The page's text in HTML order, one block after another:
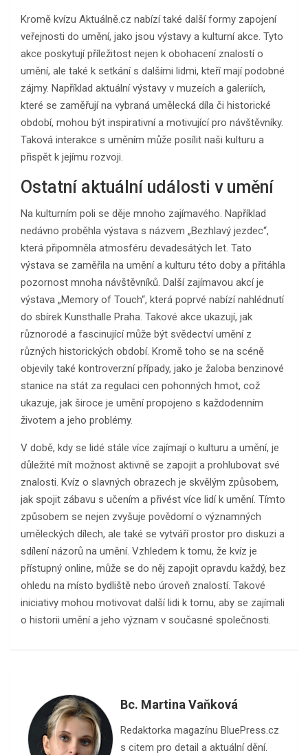
Kromě kvízu Aktuálně.cz nabízí také další formy zapojení
veřejnosti do umění, jako jsou výstavy a kulturní akce. Tyto
akce poskytují příležitost nejen k obohacení znalostí o
umění, ale také k setkání s dalšími lidmi, kteří mají podobné
zájmy. Například aktuální výstavy v muzeích a galeriích,
které se zaměřují na vybraná umělecká díla či historické
období, mohou být inspirativní a motivující pro návštěvníky.
Taková interakce s uměním může posílit naši kulturu a
přispět k jejímu rozvoji.
Ostatní aktuální události v umění
Na kulturním poli se děje mnoho zajímavého. Například
nedávno proběhla výstava s názvem „Bezhlavý jezdec“,
která připomněla atmosféru devadesátých let. Tato
výstava se zaměřila na umění a kulturu této doby a přitáhla
pozornost mnoha návštěvníků. Další zajímavou akcí je
výstava „Memory of Touch“, která poprvé nabízí nahlédnutí
do sbírek Kunsthalle Praha. Takové akce ukazují, jak
různorodé a fascinující může být svědectví umění z
různých historických období. Kromě toho se na scéně
objevily také kontroverzní případy, jako je žaloba benzinové
stanice na stát za regulaci cen pohonných hmot, což
ukazuje, jak široce je umění propojeno s každodenním
životem a jeho problémy.
V době, kdy se lidé stále více zajímají o kulturu a umění, je
důležité mít možnost aktivně se zapojit a prohlubovat své
znalosti. Kvíz o slavných obrazech je skvělým způsobem,
jak spojit zábavu s učením a přivést více lidí k umění. Tímto
způsobem se nejen zvyšuje povědomí o významných
uměleckých dílech, ale také se vytváří prostor pro diskuzi a
sdílení názorů na umění. Vzhledem k tomu, že kvíz je
přístupný online, může se do něj zapojit opravdu každý, bez
ohledu na místo bydliště nebo úroveň znalostí. Takové
iniciativy mohou motivovat další lidi k tomu, aby se zajímali
o historii umění a jeho význam v současné společnosti.
Bc. Martina Vaňková
Redaktorka magazínu BluePress.cz
s citem pro detail a aktuální dění.